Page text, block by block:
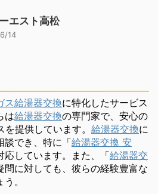
エスト高松
14
ス給湯器交換に特化したサービス
は給湯器交換の専門家で、安心の
提供しています。 給湯器交換に
談でき、特に「給湯器交換 安
応しています。また、「給湯器交
問に対しても、彼らの経験豊富な
。